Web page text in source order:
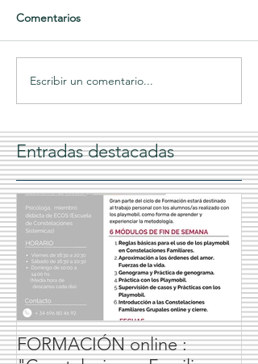
Comentarios
Escribir un comentario...
Entradas destacadas
FORMACIÓN online :